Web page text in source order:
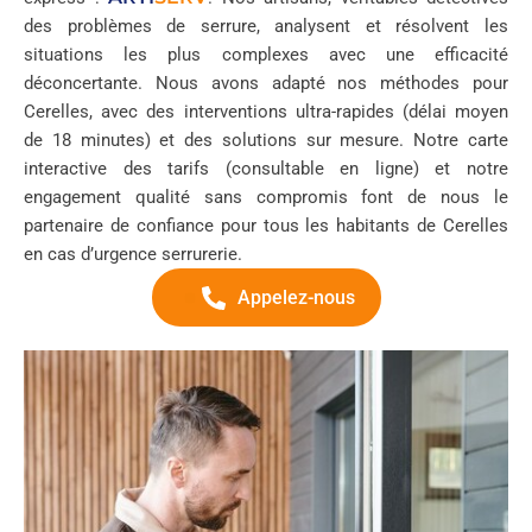
des problèmes de serrure, analysent et résolvent les
situations les plus complexes avec une efficacité
déconcertante. Nous avons adapté nos méthodes pour
Cerelles, avec des interventions ultra-rapides (délai moyen
de 18 minutes) et des solutions sur mesure. Notre carte
interactive des tarifs (consultable en ligne) et notre
engagement qualité sans compromis font de nous le
partenaire de confiance pour tous les habitants de Cerelles
en cas d’urgence serrurerie.
Appelez-nous